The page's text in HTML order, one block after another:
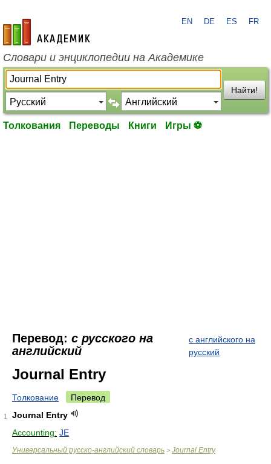
academic.ru
EN DE ES FR
Словари и энциклопедии на Академике
Найти!
Толкования Переводы Книги Игры ⚽
Перевод: с русского на
английский
с английского на
русский
Journal Entry
Толкование Перевод
1
Journal Entry
Accounting: JE
Универсальный русско-английский словарь > Journal Entry